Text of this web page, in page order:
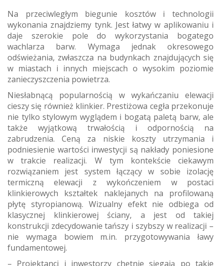
Na przeciwległym biegunie kosztów i technologii
wykonania znajdziemy tynk. Jest łatwy w aplikowaniu i
daje szerokie pole do wykorzystania bogatego
wachlarza barw. Wymaga jednak okresowego
odświeżania, zwłaszcza na budynkach znajdujących się
w miastach i innych miejscach o wysokim poziomie
zanieczyszczenia powietrza.
Niesłabnącą popularnością w wykańczaniu elewacji
cieszy się również klinkier. Prestiżowa cegła przekonuje
nie tylko stylowym wyglądem i bogatą paletą barw, ale
także wyjątkową trwałością i odpornością na
zabrudzenia. Ceną za niskie koszty utrzymania i
podniesienie wartości inwestycji są nakłady poniesione
w trakcie realizacji. W tym kontekście ciekawym
rozwiązaniem jest system łączący w sobie izolację
termiczną elewacji z wykończeniem w postaci
klinkierowych kształtek naklejanych na profilowaną
płytę styropianową. Wizualny efekt nie odbiega od
klasycznej klinkierowej ściany, a jest od takiej
konstrukcji zdecydowanie tańszy i szybszy w realizacji –
nie wymaga bowiem m.in. przygotowywania ławy
fundamentowej.
– Projektanci i inwestorzy chętnie sięgają po takie